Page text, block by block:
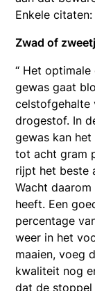
Enkele citaten:
Zwad of
“ Het
gewas gaat
drogestof. In
gewas kan
tot acht gram
rijpt het beste
Wacht
heeft. Een
percentage
weer in het
maaien, voeg
kwaliteit nog
dat de stoppel